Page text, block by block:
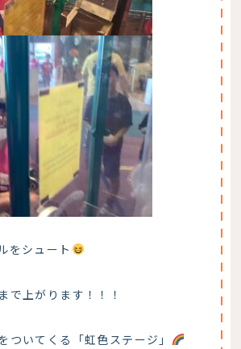
をシュート
で上がります！！！
ついてくる「虹色ステージ」